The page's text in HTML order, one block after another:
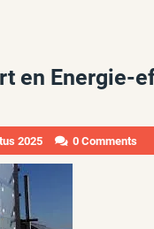
en Energie-
2025 0 Comments